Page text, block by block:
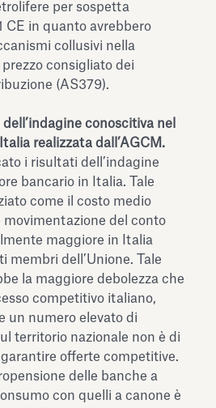
per sospetta
CE in quanto avrebbero
collusivi nella
consigliato dei
(AS379).
conoscitiva nel
realizzata dall’AGCM.
i risultati dell’indagine
bancario in Italia. Tale
come il costo medio
del conto
maggiore in Italia
membri dell’Unione. Tale
la maggiore debolezza che
competitivo italiano,
un numero elevato di
territorio nazionale non è di
offerte competitive.
delle banche a
con quelli a canone è